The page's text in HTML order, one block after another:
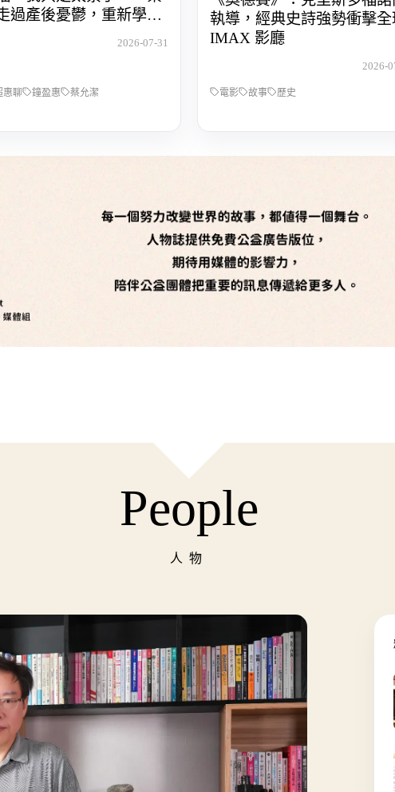
過產後憂鬱，重新學會
2026-07-31
惠聊 鐘盈惠 蔡允潔
執導，經典史詩強勢衝擊全
IMAX 影廳
2026-
電影 故事 歷史
People
人物